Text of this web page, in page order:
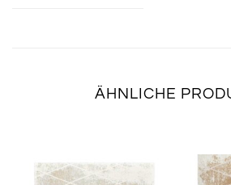
ÄHNLICHE